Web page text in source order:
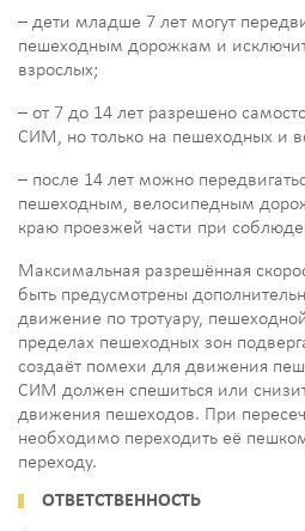
– дети младше 7 лет могут
пешеходным дорожкам и
взрослых;
– от 7 до 14 лет разрешено
СИМ, но только на пешеходных и
– после 14 лет можно
пешеходным, велосипедным
краю проезжей части при
Максимальная разрешённая
быть предусмотрены
движение по тротуару,
пределах пешеходных зон
создаёт помехи для движения
СИМ должен спешиться или
движения пешеходов. При
необходимо переходить её
переходу.
ОТВЕТСТВЕННОСТЬ